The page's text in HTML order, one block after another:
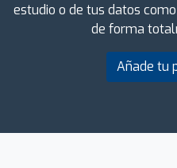
estudio o de tus datos
de forma
Añade tu